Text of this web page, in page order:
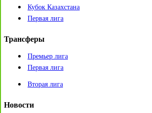
Кубок Казахстана
Первая лига
Трансферы
Премьер лига
Первая лига
Вторая лига
Новости